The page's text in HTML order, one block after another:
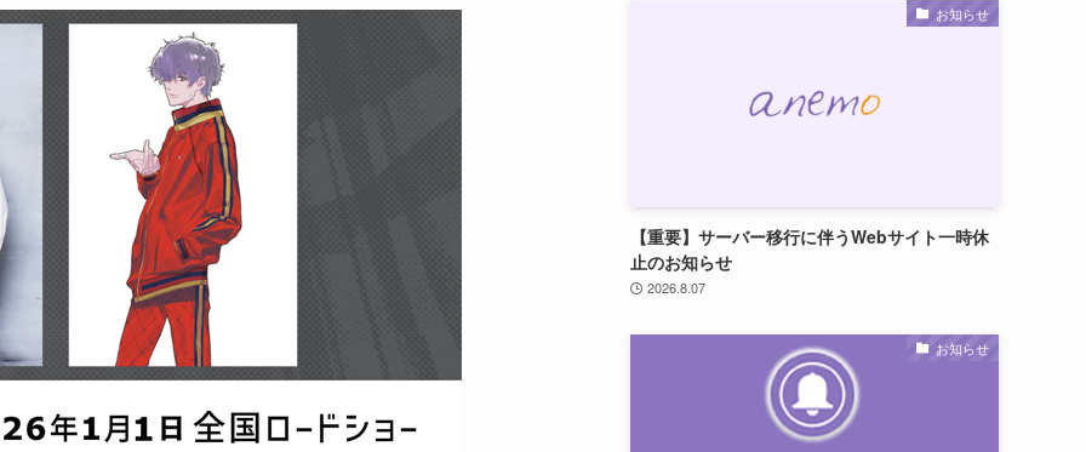
お知らせ
【重要】サーバー移行に伴うWebサイト一時休
止のお知らせ
2026.8.07
お知らせ